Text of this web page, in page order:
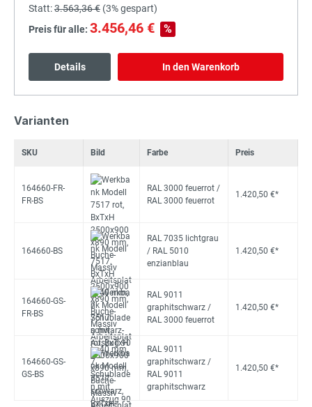
Statt:3.563,36 € (3%gespart)
Preis für alle: 3.456,46 € %
Details In den Warenkorb
Varianten
SKU Bild Farbe Preis
164660-FR-
FR-BS
RAL 3000 feuerrot /
RAL 3000 feuerrot
1.420,50 €*
164660-BS
RAL 7035 lichtgrau
/ RAL 5010
enzianblau
1.420,50 €*
164660-GS-
FR-BS
RAL 9011
graphitschwarz /
RAL 3000 feuerrot
1.420,50 €*
164660-GS-
GS-BS
RAL 9011
graphitschwarz /
RAL 9011
graphitschwarz
1.420,50 €*